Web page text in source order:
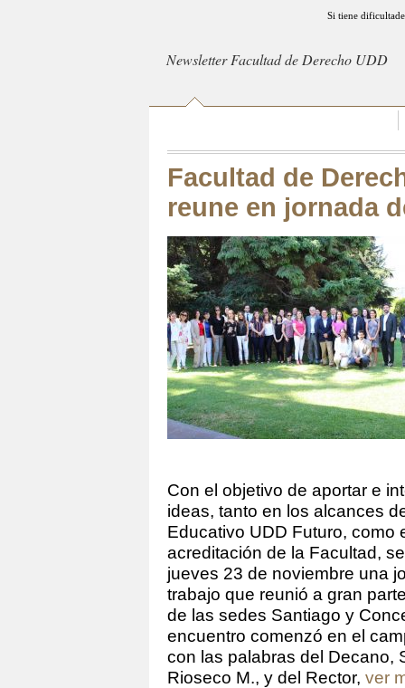
Si tiene
Newsletter Facultad de Derecho UDD
Facultad de
reune en jornada
Con el objetivo de aportar e
ideas, tanto en los alcances
Educativo UDD Futuro, como
acreditación de la Facultad,
jueves 23 de noviembre una
trabajo que reunió a gran
de las sedes Santiago y
encuentro comenzó en el
con las palabras del Decano,
Rioseco M., y del Rector, ver